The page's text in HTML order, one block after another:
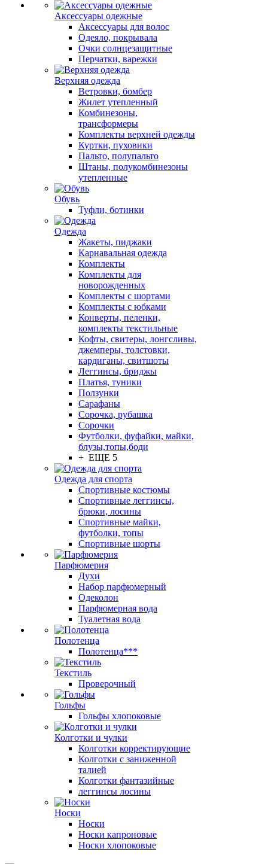
Аксессуары одежные
Аксессуары для волос
Одеяло, покрывала
Очки солнцезащитные
Перчатки, варежки
Верхняя одежда
Ветровки, бомбер
Жилет утепленный
Комбинезоны,
трансформеры
Комплекты верхней одежды
Куртки, пуховики
Пальто, полупальто
Штаны, полукомбинезоны
утепленные
Обувь
Туфли, ботинки
Одежда
Жакеты, пиджаки
Карнавальная одежда
Комплекты
Комплекты для
новорожденных
Комплекты с шортами
Комплекты с юбками
Конверты, пеленки,
комплекты текстильные
Кофты, свитеры, лонгсливы,
джемперы, толстовки,
кардиганы, свитшоты
Леггинсы, бриджы
Платья, туники
Ползунки
Сарафаны
Сорочка, рубашка
Сорочки
Футболки, фуфайки, майки,
блузы,топы,боди
+ ЕЩЕ 5
Одежда для спорта
Спортивные костюмы
Спортивные леггинсы,
брюки, лосины
Спортивные майки,
футболки, топы
Спортивные шорты
Парфюмерия
Духи
Набор парфюмерный
Одеколон
Парфюмерная вода
Туалетная вода
Полотенца
Полотенца***
Текстиль
Проверочный
Гольфы
Гольфы хлопоковые
Колготки и чулки
Колготки корректирующие
Колготки с заниженной
талией
Колготки фантазийные
леггинсы лосины
Носки
Носки
Носки капроновые
Носки хлопоковые